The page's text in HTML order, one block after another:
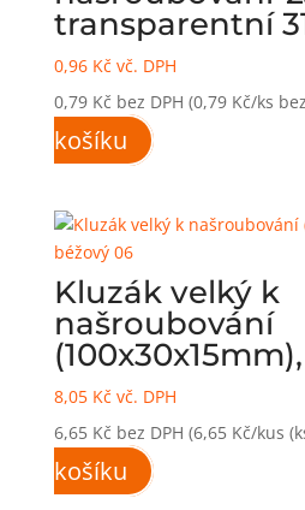
transparentní
0,96 Kč vč. DPH
0,79 Kč bez DPH (0,79 Kč/ks
košíku
Kluzák velký k
našroubování
8,05 Kč vč. DPH
6,65 Kč bez DPH (6,65 Kč/kus
košíku